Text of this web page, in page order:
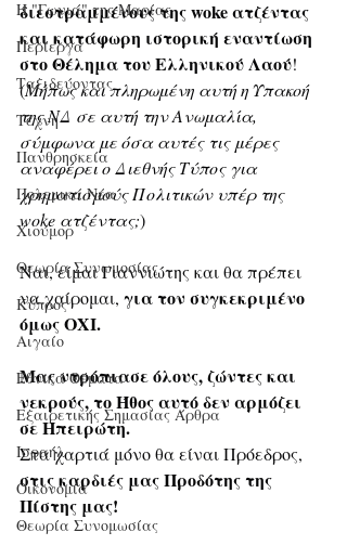
Η "Γωνιά" της Μαρίας
Περίεργα
Ταξιδεύοντας
Τέχνη
Πανθρησκεία
Πολεμικά Νέα
Χιούμορ
Θεωρία Συνωμοσίας
Κύπρος
Αιγαίο
Εθνικά Θέματα
Εξαιρετικής Σημασίας Άρθρα
Ισραήλ
Οικονομία
Θεωρία Συνομωσίας
διεστραμμένους της woke ατζέντας
και κατάφωρη ιστορική εναντίωση
στο Θέλημα του Ελληνικού Λαού!
(Μήπως και πληρωμένη αυτή η Υπακοή
της ΝΔ σε αυτή την Ανωμαλία,
σύμφωνα με όσα αυτές τις μέρες
αναφέρει ο Διεθνής Τύπος για
χρηματισμούς Πολιτικών υπέρ της
woke ατζέντας;)
Ναι, είμαι Γιαννιώτης και θα πρέπει
να χαίρομαι, για τον συγκεκριμένο
όμως ΟΧΙ.
Μας ντρόπιασε όλους, ζώντες και
νεκρούς, το Ήθος αυτό δεν αρμόζει
σε Ηπειρώτη.
Στα χαρτιά μόνο θα είναι Πρόεδρος,
στις καρδιές μας Προδότης της
Πίστης μας!